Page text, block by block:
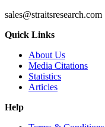
sales@straitsresearch.com
Quick Links
About Us
Media Citations
Statistics
Articles
Help